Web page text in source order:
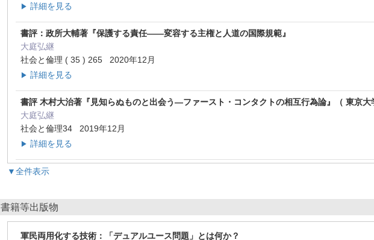
▶ 詳細を見る
書評：政所大輔著『保護する責任――変容する主権と人道の国際規範』
大庭弘継
社会と倫理 ( 35 ) 265 2020年12月
▶ 詳細を見る
書評 木村大治著『見知らぬものと出会う―ファースト・コンタクトの相互行為論』（ 東京大
大庭弘継
社会と倫理34 2019年12月
▶ 詳細を見る
▼全件表示
書籍等出版物
軍民両用化する技術：「デュアルユース問題」とは何か？